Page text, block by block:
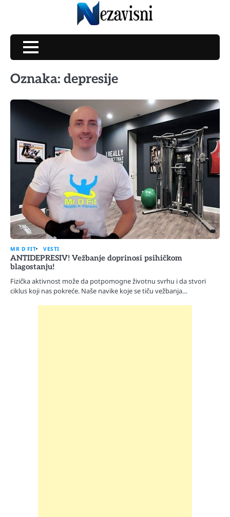
Oznaka: depresije
MR D FIT VESTI
ANTIDEPRESIV! Vežbanje doprinosi psihičkom
blagostanju!
Fizička aktivnost može da potpomogne životnu svrhu i da stvori
ciklus koji nas pokreće. Naše navike koje se tiču vežbanja…